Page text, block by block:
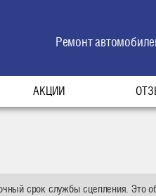
Ремонт
АКЦИИ
срок службы сцепления. Это